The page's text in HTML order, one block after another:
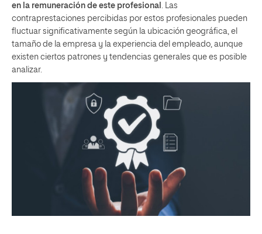
en la remuneración de este profesional
. Las
contraprestaciones percibidas por estos profesionales pueden
fluctuar significativamente según la ubicación geográfica, el
tamaño de la empresa y la experiencia del empleado, aunque
existen ciertos patrones y tendencias generales que es posible
analizar.